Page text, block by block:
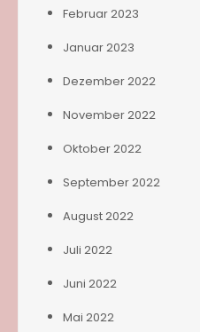
Februar 2023
Januar 2023
Dezember 2022
November 2022
Oktober 2022
September 2022
August 2022
Juli 2022
Juni 2022
Mai 2022